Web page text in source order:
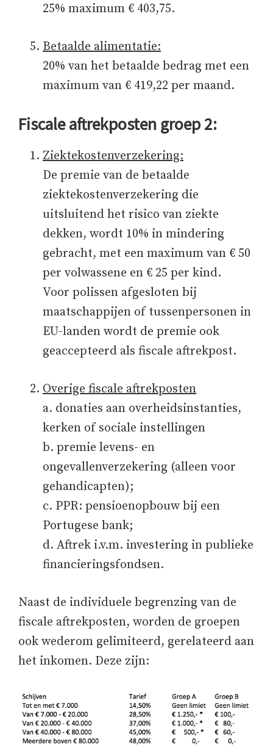
25% maximum € 403,75.
Betaalde alimentatie:
20% van het betaalde bedrag met een
maximum van € 419,22 per maand.
Fiscale aftrekposten groep 2:
Ziektekostenverzekering:
De premie van de betaalde
ziektekostenverzekering die
uitsluitend het risico van ziekte
dekken, wordt 10% in mindering
gebracht, met een maximum van € 50
per volwassene en € 25 per kind.
Voor polissen afgesloten bij
maatschappijen of tussenpersonen in
EU-landen wordt de premie ook
geaccepteerd als fiscale aftrekpost.
Overige fiscale aftrekposten
a. donaties aan overheidsinstanties,
kerken of sociale instellingen
b. premie levens- en
ongevallenverzekering (alleen voor
gehandicapten);
c. PPR: pensioenopbouw bij een
Portugese bank;
d. Aftrek i.v.m. investering in publieke
financieringsfondsen.
Naast de individuele begrenzing van de
fiscale aftrekposten, worden de groepen
ook wederom gelimiteerd, gerelateerd aan
het inkomen. Deze zijn: